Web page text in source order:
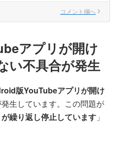
コメント欄へ
アプリが開け
い不具合が発生
版YouTubeアプリが開け
生しています。この問題が
繰り返し停止しています 」